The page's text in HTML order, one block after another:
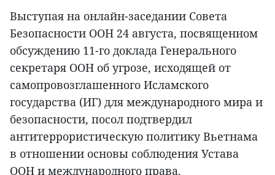
Выступая на онлайн-заседании Совета
Безопасности ООН 24 августа, посвященном
обсуждению 11-го доклада Генерального
секретаря ООН об угрозе, исходящей от
самопровозглашенного Исламского
государства (ИГ) для международного мира и
безопасности, посол подтвердил
антитеррористическую политику Вьетнама
в отношении основы соблюдения Устава
ООН и международного права.